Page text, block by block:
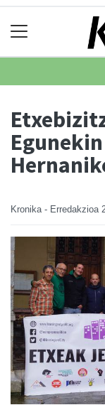
Kronika - Erredakzioa